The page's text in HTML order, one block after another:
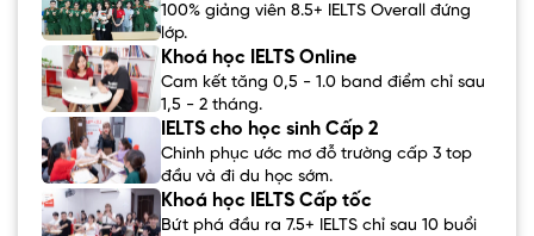
100% giảng viên 8.5+ IELTS Overall đứng
lớp.
Khoá học IELTS Online
Cam kết tăng 0,5 - 1.0 band điểm chỉ sau
1,5 - 2 tháng.
IELTS cho học sinh Cấp 2
Chinh phục ước mơ đỗ trường cấp 3 top
đầu và đi du học sớm.
Khoá học IELTS Cấp tốc
Bứt phá đầu ra 7.5+ IELTS chỉ sau 10 buổi